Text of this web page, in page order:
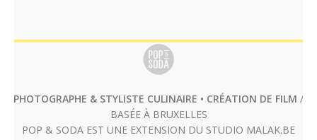
PHOTOGRAPHE & STYLISTE CULINAIRE • CRÉATION DE FILM /
BASÉE À BRUXELLES
POP & SODA EST UNE EXTENSION DU STUDIO MALAK.BE